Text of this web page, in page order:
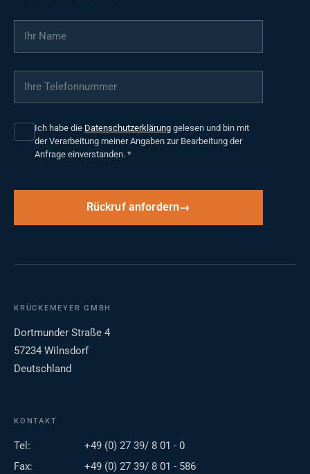
Ihr Name
Ihre Telefonnummer
Ich habe die Datenschutzerklärung gelesen und bin mit
der Verarbeitung meiner Angaben zur Bearbeitung der
Anfrage einverstanden. *
Rückruf anfordern
KRÜCKEMEYER GMBH
Dortmunder Straße 4
57234 Wilnsdorf
Deutschland
KONTAKT
Tel:
+49 (0) 27 39/ 8 01 - 0
Fax:
+49 (0) 27 39/ 8 01 - 586